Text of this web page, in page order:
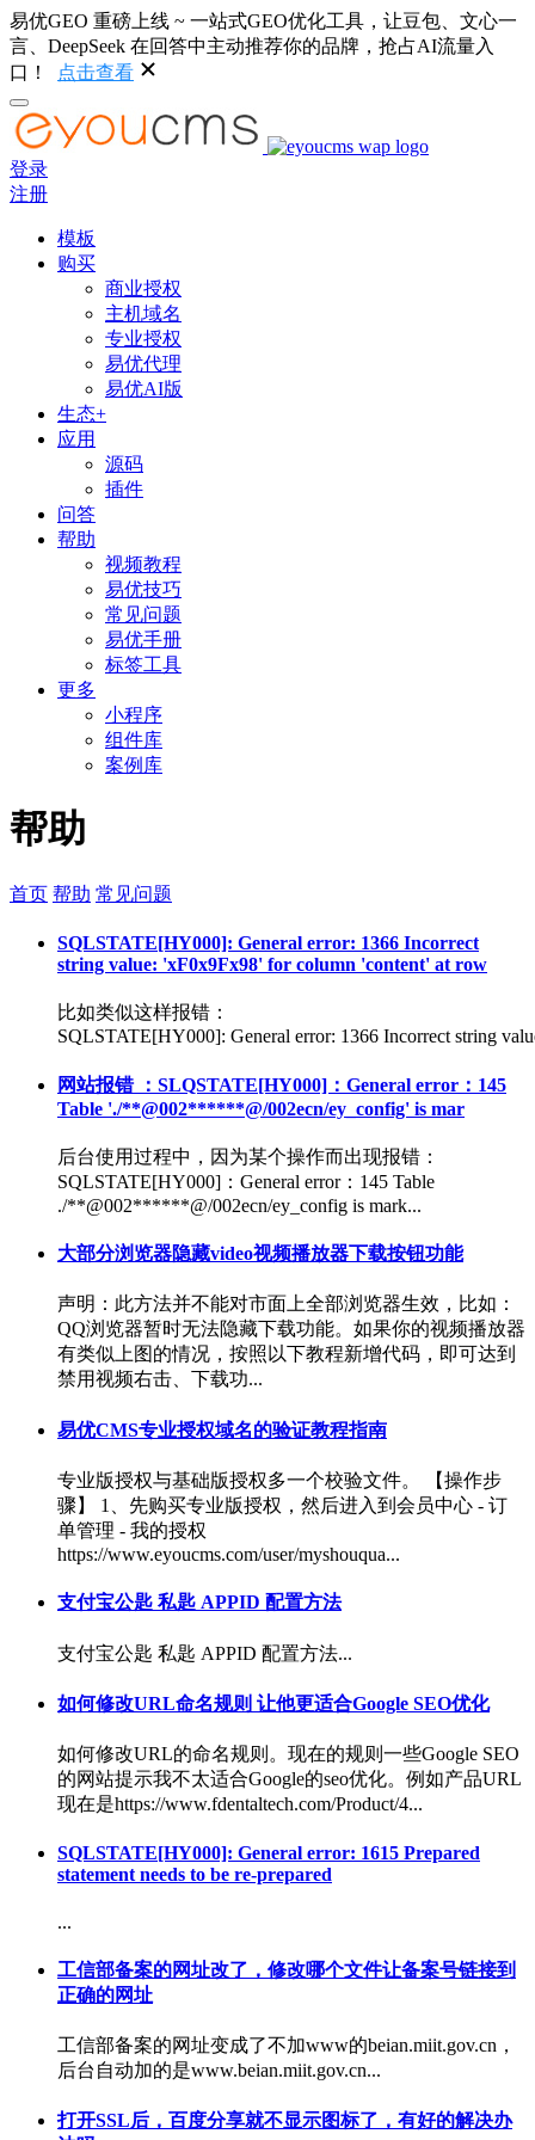
易优GEO 重磅上线 ~ 一站式GEO优化工具，让豆包、文心一
言、DeepSeek 在回答中主动推荐你的品牌，抢占AI流量入
口！
点击查看
登录
注册
模板
购买
商业授权
主机域名
专业授权
易优代理
易优AI版
生态+
应用
源码
插件
问答
帮助
视频教程
易优技巧
常见问题
易优手册
标签工具
更多
小程序
组件库
案例库
帮助
首页 帮助 常见问题
SQLSTATE[HY000]: General error: 1366 Incorrect
string value: 'xF0x9Fx98' for column 'content' at row
比如类似这样报错：
SQLSTATE[HY000]: General error: 1366 Incorrect string
网站报错 ：SLQSTATE[HY000]：General error：145
Table './**@002******@/002ecn/ey_config' is mar
后台使用过程中，因为某个操作而出现报错：
SQLSTATE[HY000]：General error：145 Table
./**@002******@/002ecn/ey_config is mark...
大部分浏览器隐藏video视频播放器下载按钮功能
声明：此方法并不能对市面上全部浏览器生效，比如：
QQ浏览器暂时无法隐藏下载功能。如果你的视频播放器
有类似上图的情况，按照以下教程新增代码，即可达到
禁用视频右击、下载功...
易优CMS专业授权域名的验证教程指南
专业版授权与基础版授权多一个校验文件。 【操作步
骤】 1、先购买专业版授权，然后进入到会员中心 - 订
单管理 - 我的授权
https://www.eyoucms.com/user/myshouqua...
支付宝公匙 私匙 APPID 配置方法
支付宝公匙 私匙 APPID 配置方法...
如何修改URL命名规则 让他更适合Google SEO优化
如何修改URL的命名规则。现在的规则一些Google SEO
的网站提示我不太适合Google的seo优化。例如产品URL
现在是https://www.fdentaltech.com/Product/4...
SQLSTATE[HY000]: General error: 1615 Prepared
statement needs to be re-prepared
...
工信部备案的网址改了，修改哪个文件让备案号链接到
正确的网址
工信部备案的网址变成了不加www的beian.miit.gov.cn，
后台自动加的是www.beian.miit.gov.cn...
打开SSL后，百度分享就不显示图标了，有好的解决办